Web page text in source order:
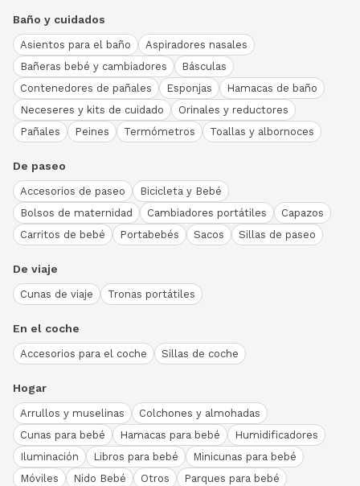
Baño y cuidados
Asientos para el baño
Aspiradores nasales
Bañeras bebé y cambiadores
Básculas
Contenedores de pañales
Esponjas
Hamacas de baño
Neceseres y kits de cuidado
Orinales y reductores
Pañales
Peines Termómetros Toallas y albornoces
De paseo
Accesorios de paseo
Bicicleta y Bebé
Bolsos de maternidad
Cambiadores portátiles
Capazos
Carritos de bebé
Portabebés Sacos Sillas de paseo
De viaje
Cunas de viaje Tronas portátiles
En el coche
Accesorios para el coche Sillas de coche
Hogar
Arrullos y muselinas
Colchones y almohadas
Cunas para bebé
Hamacas para bebé
Humidificadores
Iluminación
Libros para bebé
Minicunas para bebé
Móviles
Nido Bebé Otros
Parques para bebé